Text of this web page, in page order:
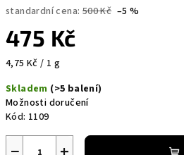
standardní cena: 500 Kč –5 %
475 Kč
Měrná
4,75 Kč / 1 g
Skladem (>5 balení)
Možnosti doručení
Kód: 1109